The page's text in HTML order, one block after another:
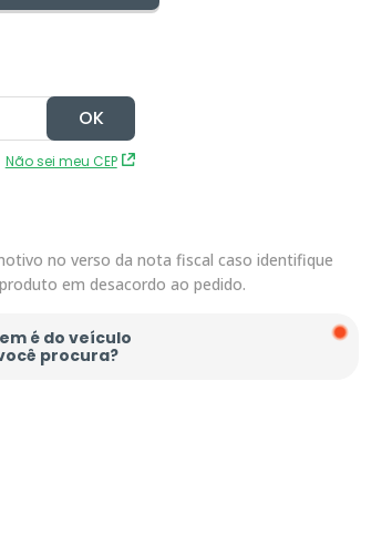
Não sei meu CEP
no verso da nota fiscal caso identifique
em desacordo ao pedido.
é do veículo
procura?